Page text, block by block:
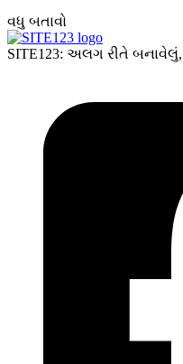
વધુ બતાવો
SITE123: અલગ રીતે